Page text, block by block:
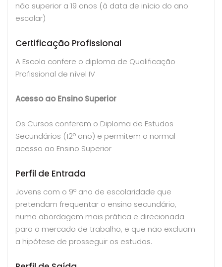
não superior a 19 anos (à data de início do ano
escolar)
Certificação Profissional
A Escola confere o diploma de Qualificação
Profissional de nível IV
Acesso ao Ensino Superior
Os Cursos conferem o Diploma de Estudos
Secundários (12º ano) e permitem o normal
acesso ao Ensino Superior
Perfil de Entrada
Jovens com o 9º ano de escolaridade que
pretendam frequentar o ensino secundário,
numa abordagem mais prática e direcionada
para o mercado de trabalho, e que não excluam
a hipótese de prosseguir os estudos.